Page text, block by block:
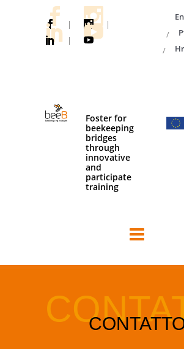
|
|
|
En
Hr
Foster for
beekeeping
bridges
through
innovative
and
participate
training